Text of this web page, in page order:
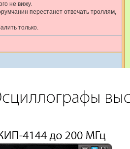
не вижу.
перестанет отвечать троллям,
только.